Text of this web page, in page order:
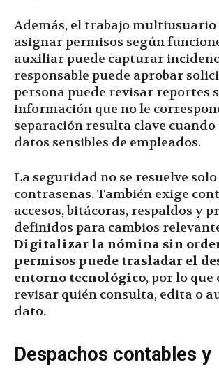
Además, el trabajo
asignar permisos según
auxiliar puede capturar
responsable puede aprobar
persona puede revisar reportes
información que no le
separación resulta clave cuando
datos sensibles de empleados.
La seguridad no se resuelve
contraseñas. También exige
accesos, bitácoras, respaldos y
definidos para cambios
Digitalizar la nómina sin
permisos puede trasladar el
entorno tecnológico, por lo que
revisar quién consulta, edita o
dato.
Despachos contables y